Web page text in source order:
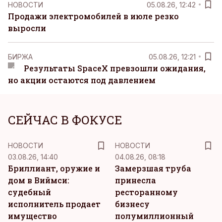
НОВОСТИ 05.08.26, 12:42
Продажи электромобилей в июле резко
выросли
БИРЖА 05.08.26, 12:21
Результаты SpaceX превзошли ожидания,
но акции остаются под давлением
СЕЙЧАС В ФОКУСЕ
НОВОСТИ
03.08.26, 14:40
Бриллиант, оружие и
дом в Виймси:
судебный
исполнитель продает
имущество
НОВОСТИ
04.08.26, 08:18
Замерзшая труба
принесла
ресторанному
бизнесу
полумиллионный